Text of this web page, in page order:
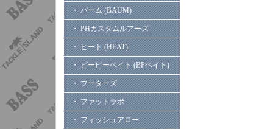
・ バーム (BAUM)
・ PHカスタムルアーズ
・ ヒート (HEAT)
・ ビーピーベイト (BPベイト)
・ フーターズ
・ ファットラボ
・ フィッシュアロー